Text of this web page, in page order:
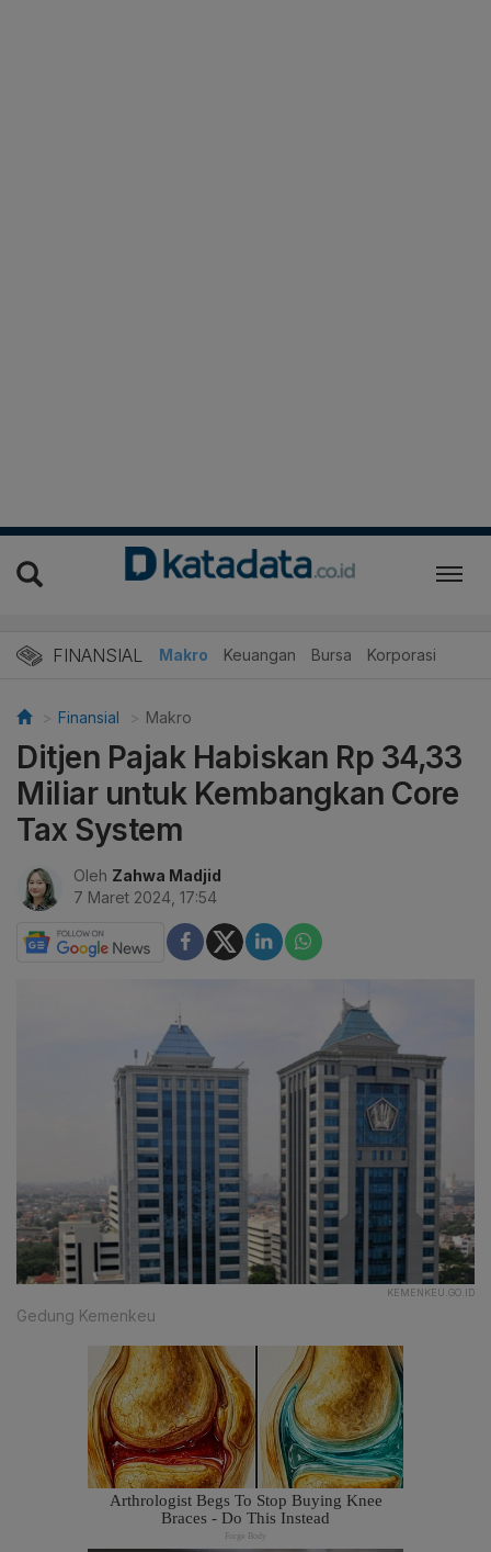
FINANSIAL Makro Keuangan Bursa Korporasi
Finansial Makro
Ditjen Pajak Habiskan Rp 34,33
Miliar untuk Kembangkan Core
Tax System
Oleh Zahwa Madjid
7 Maret 2024, 17:54
KEMENKEU.GO.ID
Gedung Kemenkeu